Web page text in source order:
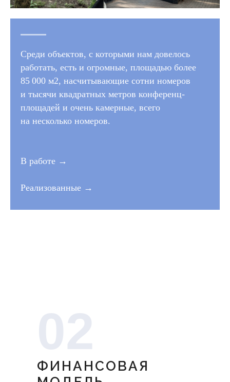
Среди объектов, с которыми нам довелось
работать, есть и огромные, площадью более
85 000 м2, насчитывающие сотни номеров
и тысячи квадратных метров конференц-
площадей и очень камерные, всего
на несколько номеров.
В работе →
Реализованные →
ФИНАНСОВАЯ
02